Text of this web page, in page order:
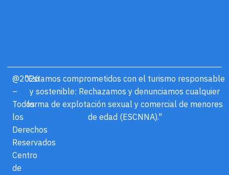
@2026
–
Todos
los
Derechos
Reservados
Centro
de
"Estamos comprometidos con el turismo responsable
y sostenible: Rechazamos y denunciamos cualquier
forma de explotación sexual y comercial de menores
de edad (ESCNNA)."